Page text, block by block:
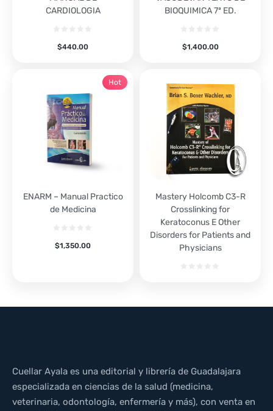
CARDIOLOGIA
$440.00
BIOQUIMICA 7ª ED.
$1,400.00
ENARM – Manual Practico
de Medicina
$1,350.00
Hot
Mastery Holcomb C3-R
Crosslinking for
Keratoconus E Other
Disorders for Patients and
Physicians
Cuellar Ayala es una editorial y librería de Guadalajara
especializada en ciencias de la salud (medicina,
veterinaria, odontología, enfermería y más), con venta en